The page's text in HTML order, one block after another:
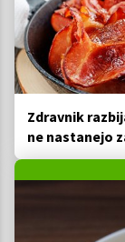
Zdravnik
ne nastanejo
ga imamo vsi